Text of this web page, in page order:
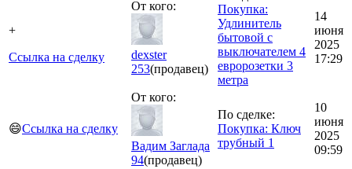
+
Ссылка на сделку
От кого:
dexster
253(продавец)
Покупка:
Удлинитель
бытовой с
выключателем 4
евророзетки 3
метра
14
июня
2025
17:29
😄Ссылка на сделку
От кого:
Вадим Заглада
94(продавец)
По сделке:
Покупка: Ключ
трубный 1
10
июня
2025
09:59